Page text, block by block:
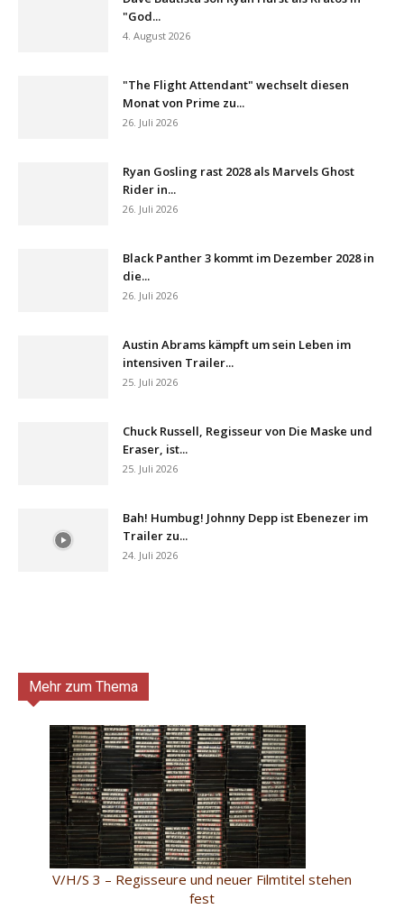
"God...
4. August 2026
"The Flight Attendant" wechselt diesen
Monat von Prime zu...
26. Juli 2026
Ryan Gosling rast 2028 als Marvels Ghost
Rider in...
26. Juli 2026
Black Panther 3 kommt im Dezember 2028 in
die...
26. Juli 2026
Austin Abrams kämpft um sein Leben im
intensiven Trailer...
25. Juli 2026
Chuck Russell, Regisseur von Die Maske und
Eraser, ist...
25. Juli 2026
Bah! Humbug! Johnny Depp ist Ebenezer im
Trailer zu...
24. Juli 2026
Mehr zum Thema
V/H/S 3 – Regisseure und neuer Filmtitel stehen
fest